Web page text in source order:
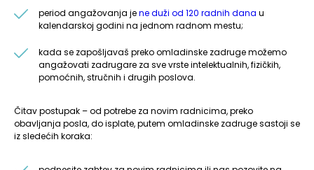
period angažovanja jene duži od 120 radnih dana u
kalendarskoj godini na jednom radnom mestu;
kada se zapošljavaš preko omladinske zadruge možemo
angažovati zadrugare za sve vrste intelektualnih, fizičkih,
pomoćnih, stručnih i drugih poslova.
Čitav postupak – od potrebe za novim radnicima, preko
obavljanja posla, do isplate, putem omladinske zadruge sastoji se
iz sledećih koraka: